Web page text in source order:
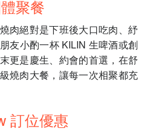
聚餐
肉絕對是下班後大口吃肉、紓
友小酌一杯 KILIN 生啤酒或創
更是慶生、約會的首選，在舒
燒肉大餐，讓每一次相聚都充
訂位優惠